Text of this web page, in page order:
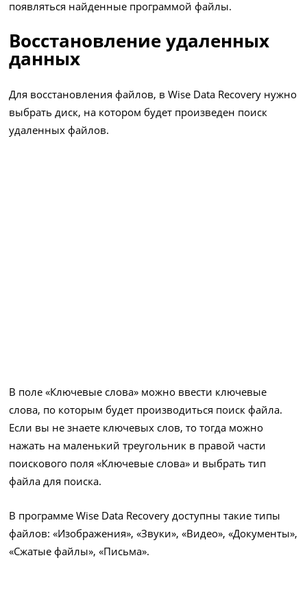
появляться найденные программой файлы.
Восстановление удаленных
данных
Для восстановления файлов, в Wise Data Recovery нужно
выбрать диск, на котором будет произведен поиск
удаленных файлов.
В поле «Ключевые слова» можно ввести ключевые
слова, по которым будет производиться поиск файла.
Если вы не знаете ключевых слов, то тогда можно
нажать на маленький треугольник в правой части
поискового поля «Ключевые слова» и выбрать тип
файла для поиска.
В программе Wise Data Recovery доступны такие типы
файлов: «Изображения», «Звуки», «Видео», «Документы»,
«Сжатые файлы», «Письма».